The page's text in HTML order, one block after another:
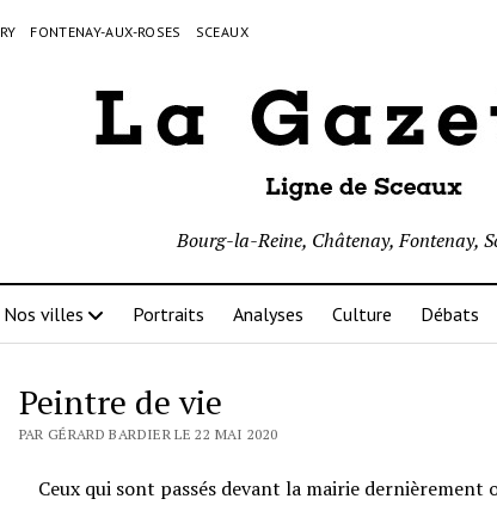
FONTENAY-AUX-ROSES SCEAUX
Bourg-la-Reine, Châtenay, Fontenay,
Nos villes Portraits Analyses Culture Débats
Peintre de vie
PAR GÉRARD BARDIER LE 22 MAI 2020
Ceux qui sont passés devant la mairie